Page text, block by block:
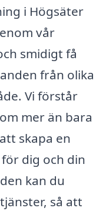
i Högsäter
vår
smidigt få
från olika
Vi förstår
mer än bara
skapa en
dig och din
kan du
så att